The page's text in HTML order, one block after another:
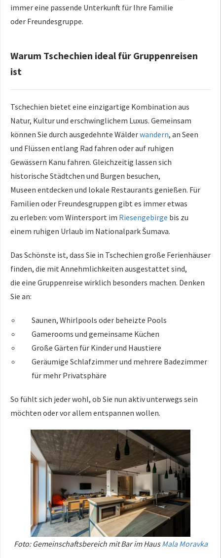
immer eine passende Unterkunft für Ihre Familie
oder Freundesgruppe.
Warum Tschechien ideal für Gruppenreisen
ist
Tschechien bietet eine einzigartige Kombination aus
Natur, Kultur und erschwinglichem Luxus. Gemeinsam
können Sie durch ausgedehnte Wälderwandern, an Seen
und Flüssen entlang Rad fahren oder auf ruhigen
Gewässern Kanu fahren. Gleichzeitig lassen sich
historische Städtchen und Burgen besuchen,
Museen entdecken und lokale Restaurants genießen. Für
Familien oder Freundesgruppen gibt es immer etwas
zu erleben: vom Wintersport im Riesengebirge bis zu
einem ruhigen Urlaub im Nationalpark Šumava.
Das Schönste ist, dass Sie in Tschechien große Ferienhäuser
finden, die mitAnnehmlichkeiten ausgestattet sind,
die eine Gruppenreise wirklich besonders machen. Denken
Sie an:
Saunen,Whirlpools oder beheizte Pools
Gamerooms und gemeinsame Küchen
GroßeGärten für Kinder und Haustiere
Geräumige Schlafzimmer und mehrere Badezimmer
für mehr Privatsphäre
So fühlt sich jeder wohl, ob Sie nun aktivunterwegs sein
möchten oder vor allem entspannen wollen.
Foto: Gemeinschaftsbereich mit Bar im HausMala Moravka